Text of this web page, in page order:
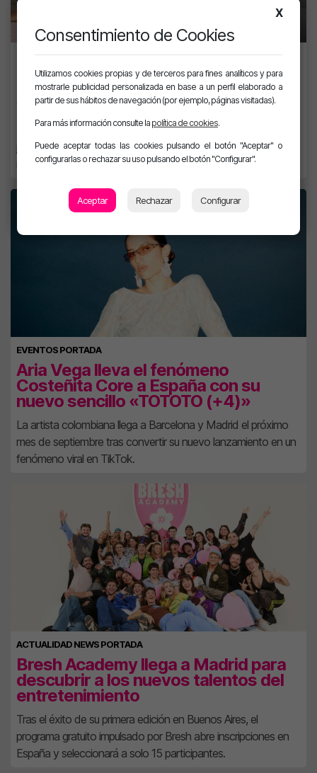
LANZAMIENTOS PORTADA
Ozuna y Omar Courtz unen fuerzas
en «ZIZI», el nuevo himno urbano del
verano
Tras conquistar Europa, Ozuna presenta una colaboración
junto a Omar Courtz que mezcla sensualidad, fiesta y el
inconfundible sonido de Puerto Rico.
EVENTOS PORTADA
Aria Vega lleva el fenómeno
Costeñita Core a España con su
nuevo sencillo «TOTOTO (+4)»
La artista colombiana llega a Barcelona y Madrid el próximo
mes de septiembre tras convertir su nuevo lanzamiento en un
fenómeno viral en TikTok.
ACTUALIDAD NEWS PORTADA
Bresh Academy llega a Madrid para
descubrir a los nuevos talentos del
entretenimiento
Tras el éxito de su primera edición en Buenos Aires, el
programa gratuito impulsado por Bresh abre inscripciones en
España y seleccionará a solo 15 participantes.
X
Consentimiento de Cookies
Utilizamos cookies propias y de terceros para fines analíticos y para
mostrarle publicidad personalizada en base a un perfil elaborado a
partir de sus hábitos de navegación (por ejemplo, páginas visitadas).
Para más información consulte la política de cookies.
Puede aceptar todas las cookies pulsando el botón "Aceptar" o
configurarlas o rechazar su uso pulsando el botón "Configurar".
Aceptar Rechazar Configurar